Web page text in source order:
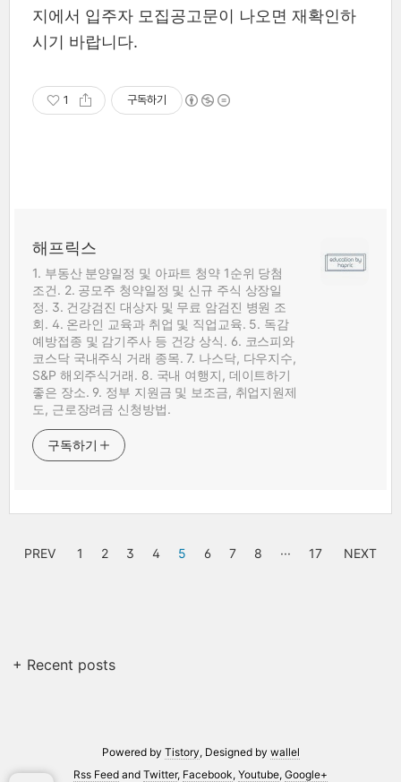
지에서 입주자 모집공고문이 나오면 재확인하
시기 바랍니다.
1 구독하기
해프릭스
1. 부동산 분양일정 및 아파트 청약 1순위 당첨
조건. 2. 공모주 청약일정 및 신규 주식 상장일
정. 3. 건강검진 대상자 및 무료 암검진 병원 조
회. 4. 온라인 교육과 취업 및 직업교육. 5. 독감
예방접종 및 감기주사 등 건강 상식. 6. 코스피와
코스닥 국내주식 거래 종목. 7. 나스닥, 다우지수,
S&P 해외주식거래. 8. 국내 여행지, 데이트하기
좋은 장소. 9. 정부 지원금 및 보조금, 취업지원제
도, 근로장려금 신청방법.
구독하기
PREV 1 2 3 4 5 6 7 8 ··· 17 NEXT
+ Recent posts
Powered by Tistory, Designed by wallel
Rss Feed and Twitter, Facebook, Youtube, Google+